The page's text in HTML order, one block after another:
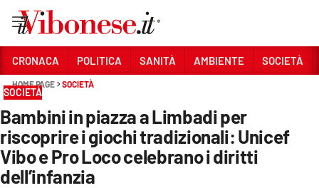
Sezioni
CRONACA
POLITICA
SANITÀ
CRONACA POLITICA SANITÀ AMBIENTE SOCIETÀ
HOME PAGE SOCIETÀ
SOCIETÀ
Bambini in piazza a Limbadi per
riscoprire i giochi tradizionali: Unicef
Vibo e Pro Loco celebrano i diritti
dell’infanzia